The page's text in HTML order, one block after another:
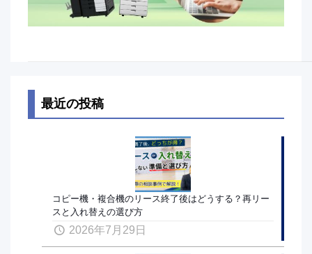
最近の投稿
コピー機・複合機のリース終了後はどうする？再リー
スと入れ替えの選び方
2026年7月29日